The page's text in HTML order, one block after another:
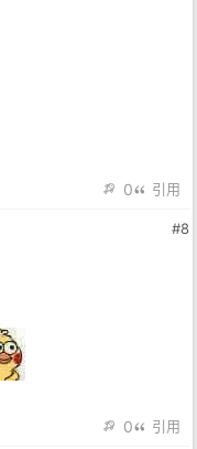
0 引用
#8
0 引用